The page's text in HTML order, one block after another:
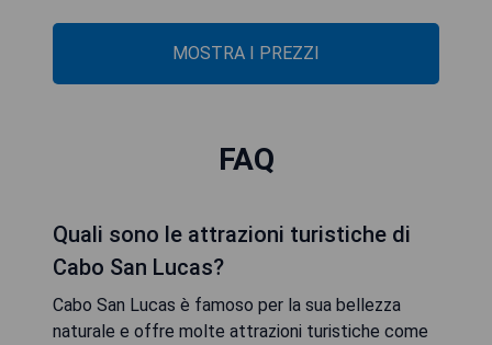
MOSTRA I PREZZI
FAQ
Quali sono le attrazioni turistiche di
Cabo San Lucas?
Cabo San Lucas è famoso per la sua bellezza
naturale e offre molte attrazioni turistiche come